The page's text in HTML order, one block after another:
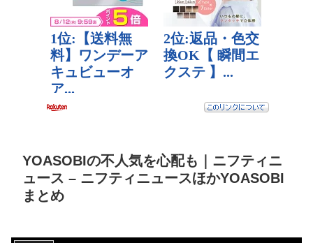
YOASOBIの不人気を心配も｜ニフティニ
ュース – ニフティニュースほかYOASOBI
まとめ